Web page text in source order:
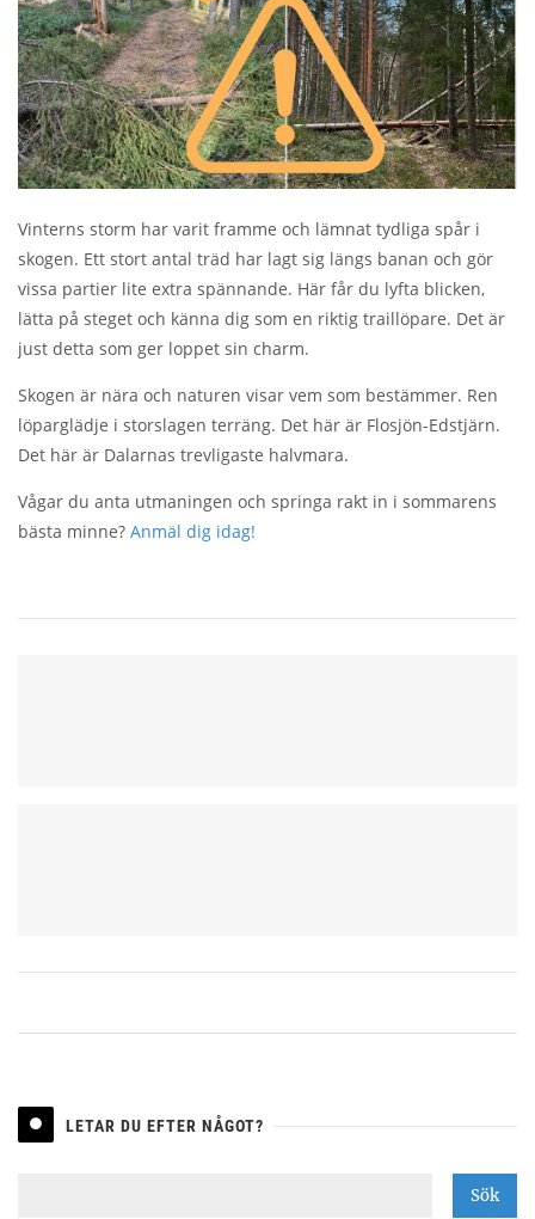
Vinterns storm har varit framme och lämnat tydliga spår i
skogen. Ett stort antal träd har lagt sig längs banan och gör
vissa partier lite extra spännande. Här får du lyfta blicken,
lätta på steget och känna dig som en riktig traillöpare. Det är
just detta som ger loppet sin charm.
Skogen är nära och naturen visar vem som bestämmer. Ren
löparglädje i storslagen terräng. Det här är Flosjön-Edstjärn.
Det här är Dalarnas trevligaste halvmara.
Vågar du anta utmaningen och springa rakt in i sommarens
bästa minne? Anmäl dig idag!
LETAR DU EFTER NÅGOT?